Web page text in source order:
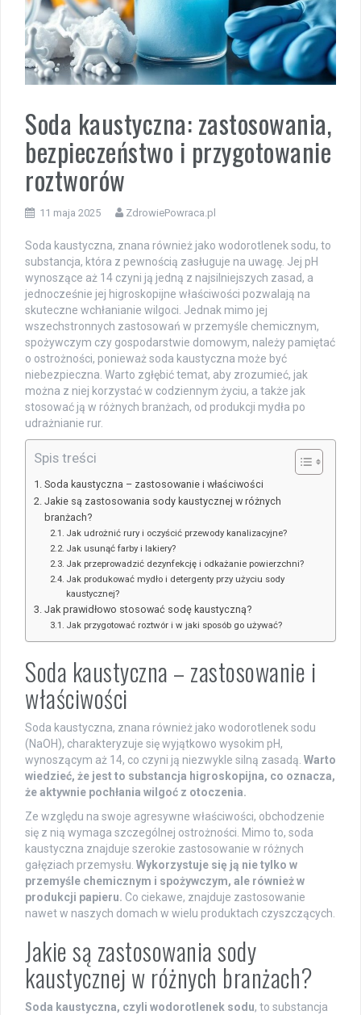
Soda kaustyczna: zastosowania,
bezpieczeństwo i przygotowanie
roztworów
11 maja 2025 ZdrowiePowraca.pl
Soda kaustyczna, znana również jako wodorotlenek sodu, to
substancja, która z pewnością zasługuje na uwagę. Jej pH
wynoszące aż 14 czyni ją jedną z najsilniejszych zasad, a
jednocześnie jej higroskopijne właściwości pozwalają na
skuteczne wchłanianie wilgoci. Jednak mimo jej
wszechstronnych zastosowań w przemyśle chemicznym,
spożywczym czy gospodarstwie domowym, należy pamiętać
o ostrożności, ponieważ soda kaustyczna może być
niebezpieczna. Warto zgłębić temat, aby zrozumieć, jak
można z niej korzystać w codziennym życiu, a także jak
stosować ją w różnych branżach, od produkcji mydła po
udrażnianie rur.
Spis treści
Soda kaustyczna – zastosowanie i właściwości
Jakie są zastosowania sody kaustycznej w różnych
branżach?
Jak udrożnić rury i oczyścić przewody kanalizacyjne?
Jak usunąć farby i lakiery?
Jak przeprowadzić dezynfekcję i odkażanie powierzchni?
Jak produkować mydło i detergenty przy użyciu sody
kaustycznej?
Jak prawidłowo stosować sodę kaustyczną?
Jak przygotować roztwór i w jaki sposób go używać?
Soda kaustyczna – zastosowanie i
właściwości
Soda kaustyczna, znana również jako wodorotlenek sodu
(NaOH), charakteryzuje się wyjątkowo wysokim pH,
wynoszącym aż 14, co czyni ją niezwykle silną zasadą. Warto
wiedzieć, że jest to substancja higroskopijna, co oznacza,
że aktywnie pochłania wilgoć z otoczenia.
Ze względu na swoje agresywne właściwości, obchodzenie
się z nią wymaga szczególnej ostrożności. Mimo to, soda
kaustyczna znajduje szerokie zastosowanie w różnych
gałęziach przemysłu. Wykorzystuje się ją nie tylko w
przemyśle chemicznym i spożywczym, ale również w
produkcji papieru. Co ciekawe, znajduje zastosowanie
nawet w naszych domach w wielu produktach czyszczących.
Jakie są zastosowania sody
kaustycznej w różnych branżach?
Soda kaustyczna, czyli wodorotlenek sodu, to substancja